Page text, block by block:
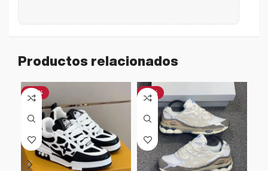
Productos relacionados
-26% -31%